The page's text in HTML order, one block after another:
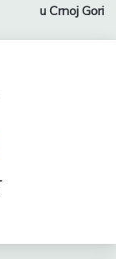
u Crnoj Gori